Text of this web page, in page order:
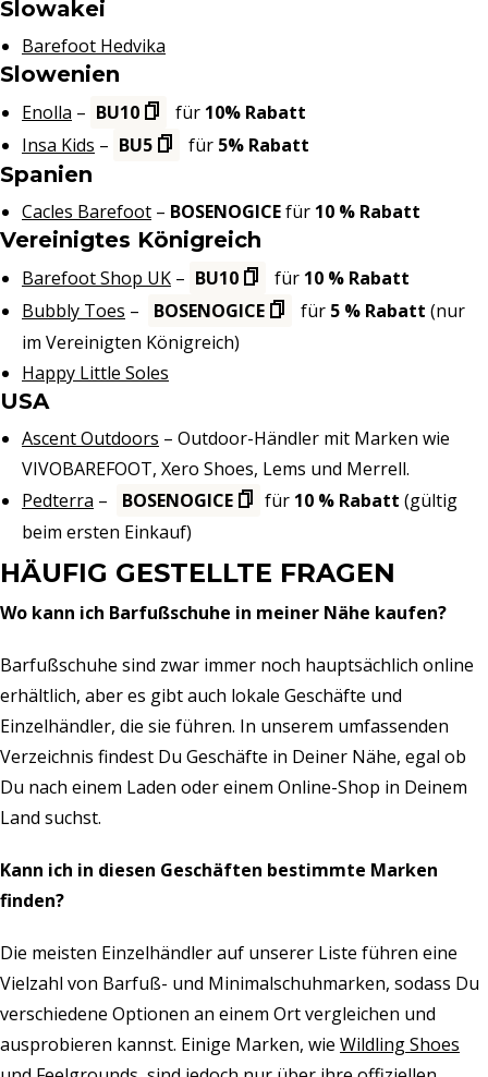
Slowakei
Barefoot Hedvika
Slowenien
Enolla – BU10 für 10% Rabatt
Insa Kids – BU5 für 5% Rabatt
Spanien
Cacles Barefoot – BOSENOGICEfür 10 % Rabatt
Vereinigtes Königreich
Barefoot Shop UK – BU10 für 10 % Rabatt
Bubbly Toes – BOSENOGICE für 5 % Rabatt (nur
im Vereinigten Königreich)
Happy Little Soles
USA
Ascent Outdoors – Outdoor-Händler mit Marken wie
VIVOBAREFOOT, Xero Shoes, Lems und Merrell.
Pedterra – BOSENOGICE für 10 % Rabatt (gültig
beim ersten Einkauf)
HÄUFIG GESTELLTE FRAGEN
Wo kann ich Barfußschuhe in meiner Nähe kaufen?
Barfußschuhe sind zwar immer noch hauptsächlich online
erhältlich, aber es gibt auch lokale Geschäfte und
Einzelhändler, die sie führen. In unserem umfassenden
Verzeichnis findest Du Geschäfte in Deiner Nähe, egal ob
Du nach einem Laden oder einem Online-Shop in Deinem
Land suchst.
Kann ich in diesen Geschäften bestimmte Marken
finden?
Die meisten Einzelhändler auf unserer Liste führen eine
Vielzahl von Barfuß- und Minimalschuhmarken, sodass Du
verschiedene Optionen an einem Ort vergleichen und
ausprobieren kannst. Einige Marken, wie Wildling Shoes